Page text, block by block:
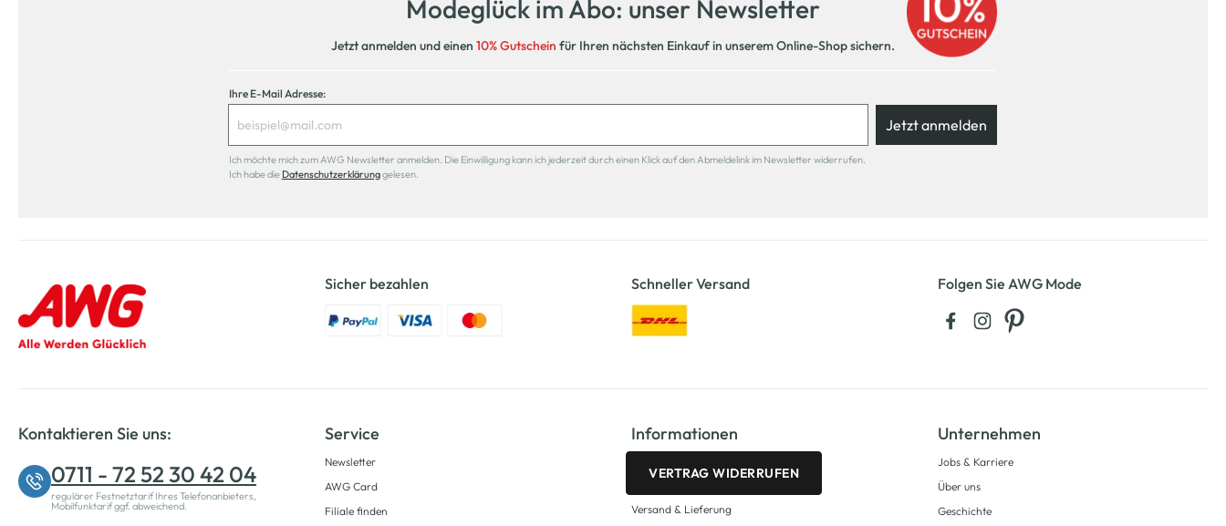
Modeglück im Abo: unser Newsletter
Jetzt anmelden und einen 10% Gutschein für Ihren nächsten Einkauf in unserem Online-Shop sichern.
Ihre E-Mail Adresse:
Jetzt anmelden
Ich möchte mich zum AWG Newsletter anmelden. Die Einwilligung kann ich jederzeit durch einen Klick auf den Abmeldelink im Newsletter widerrufen.
Ich habe die Datenschutzerklärunggelesen.
Sicher bezahlen Schneller Versand Folgen Sie AWG Mode
Kontaktieren Sie uns:
0711 - 72 52 30 42 04
regulärer Festnetztarif Ihres Telefonanbieters,
Mobilfunktarif ggf. abweichend.
Service
Newsletter
AWG Card
Filiale finden
Informationen
VERTRAG WIDERRUFEN
Versand & Lieferung
Unternehmen
Jobs & Karriere
Über uns
Geschichte